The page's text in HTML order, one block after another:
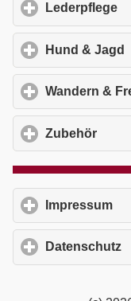
Lederpflege
Hund & Jagd
Wandern &
Zubehör
Impressum
Datenschutz